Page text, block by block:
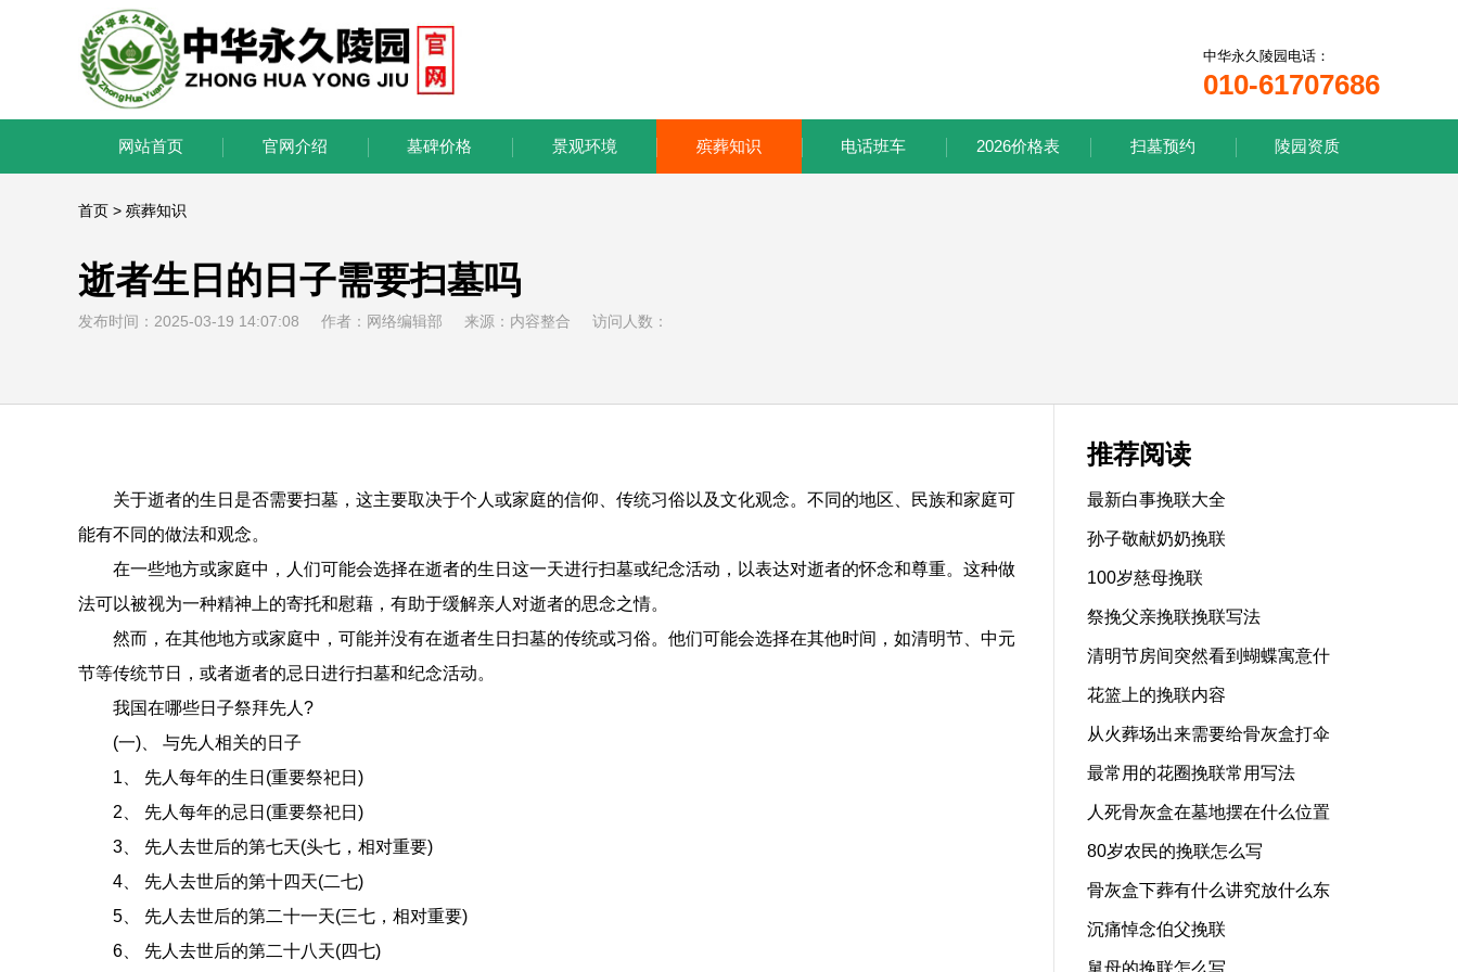
中华永久陵园电话：
010-61707686
网站首页 官网介绍 墓碑价格 景观环境 殡葬知识 电话班车 2026价格表 扫墓预约 陵园资质
首页 > 殡葬知识
逝者生日的日子需要扫墓吗
发布时间：2025-03-19 14:07:08 作者：网络编辑部 来源：内容整合 访问人数：
关于逝者的生日是否需要扫墓，这主要取决于个人或家庭的信仰、传统习俗以及文化观念。不同的地区、民族和家庭可
能有不同的做法和观念。
在一些地方或家庭中，人们可能会选择在逝者的生日这一天进行扫墓或纪念活动，以表达对逝者的怀念和尊重。这种做
法可以被视为一种精神上的寄托和慰藉，有助于缓解亲人对逝者的思念之情。
然而，在其他地方或家庭中，可能并没有在逝者生日扫墓的传统或习俗。他们可能会选择在其他时间，如清明节、中元
节等传统节日，或者逝者的忌日进行扫墓和纪念活动。
我国在哪些日子祭拜先人?
(一)、 与先人相关的日子
1、 先人每年的生日(重要祭祀日)
2、 先人每年的忌日(重要祭祀日)
3、 先人去世后的第七天(头七，相对重要)
4、 先人去世后的第十四天(二七)
5、 先人去世后的第二十一天(三七，相对重要)
6、 先人去世后的第二十八天(四七)
推荐阅读
最新白事挽联大全
孙子敬献奶奶挽联
100岁慈母挽联
祭挽父亲挽联挽联写法
清明节房间突然看到蝴蝶寓意什
花篮上的挽联内容
从火葬场出来需要给骨灰盒打伞
最常用的花圈挽联常用写法
人死骨灰盒在墓地摆在什么位置
80岁农民的挽联怎么写
骨灰盒下葬有什么讲究放什么东
沉痛悼念伯父挽联
舅母的挽联怎么写